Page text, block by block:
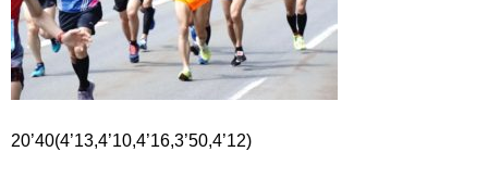
20’40(4’13,4’10,4’16,3’50,4’12)